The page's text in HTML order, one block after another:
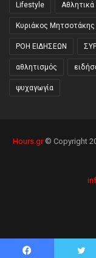
Lifestyle Αθλητικά
Κυριάκος Μητσοτάκης
ΡΟΗ ΕΙΔΗΣΕΩΝ
αθλητισμός
ψυχαγωγία
Hours.gr© Copyright